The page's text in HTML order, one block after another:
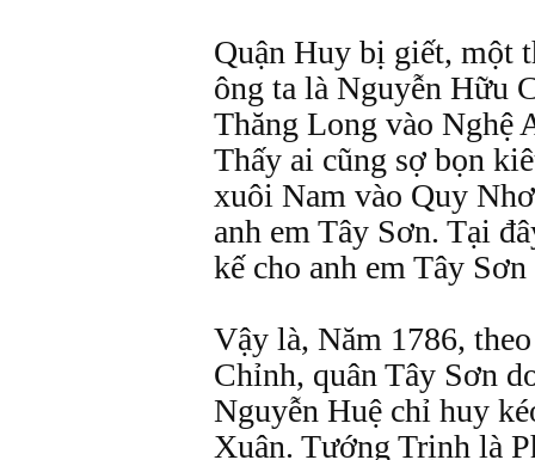
Quận Huy bị giết, một
ông ta là Nguyễn Hữu
Thăng Long vào Nghệ
Thấy ai cũng sợ bọn
xuôi Nam vào Quy
anh em Tây Sơn. Tại
kế cho anh em Tây
Vậy là, Năm 1786,
Chỉnh, quân Tây Sơn
Nguyễn Huệ chỉ huy
Xuân. Tướng Trịnh là